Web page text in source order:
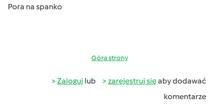
Pora na spanko
Góra strony
Zaloguj lub zarejestruj sięaby dodawać
komentarze